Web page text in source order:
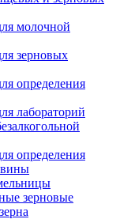
молочной
зерновых
определения
лабораторий
определения
зерновые